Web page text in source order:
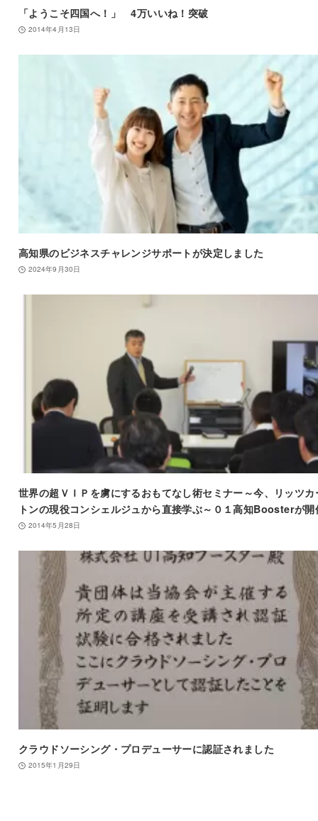
「ようこそ四国へ！」 4万いいね！突破
2014年4月13日
高知県のビジネスチャレンジサポートが決定しました
2024年9月30日
世界の超ＶＩＰを虜にするおもてなし術セミナー～今、リッツカ
トンの現役コンシェルジュから直接学ぶ～０１高知Boosterが開
2014年5月28日
クラウドソーシング・プロデューサーに認証されました
2015年1月29日